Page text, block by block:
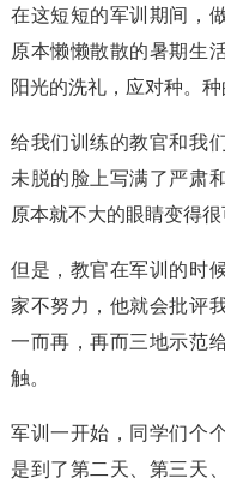
在这短短的军训期间，
原本懒懒散散的暑期生
阳光的洗礼，应对种。种
给我们训练的教官和我
未脱的脸上写满了严肃
原本就不大的眼睛变得很
但是，教官在军训的时
家不努力，他就会批评
一而再，再而三地示范
触。
军训一开始，同学们个
是到了第二天、第三天